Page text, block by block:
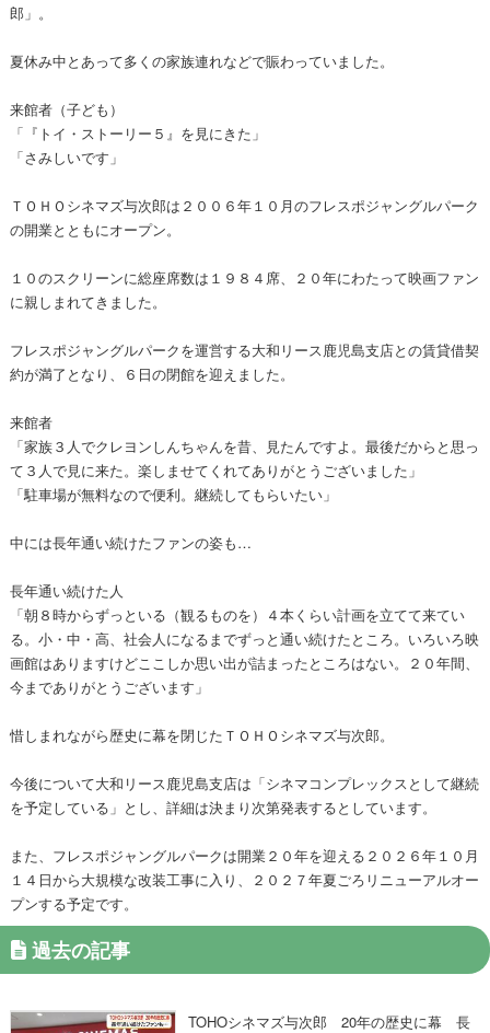
郎」。
夏休み中とあって多くの家族連れなどで賑わっていました。
来館者（子ども）
「『トイ・ストーリー５』を見にきた」
「さみしいです」
ＴＯＨＯシネマズ与次郎は２００６年１０月のフレスポジャングルパーク
の開業とともにオープン。
１０のスクリーンに総座席数は１９８４席、２０年にわたって映画ファン
に親しまれてきました。
フレスポジャングルパークを運営する大和リース鹿児島支店との賃貸借契
約が満了となり、６日の閉館を迎えました。
来館者
「家族３人でクレヨンしんちゃんを昔、見たんですよ。最後だからと思っ
て３人で見に来た。楽しませてくれてありがとうございました」
「駐車場が無料なので便利。継続してもらいたい」
中には長年通い続けたファンの姿も…
長年通い続けた人
「朝８時からずっといる（観るものを）４本くらい計画を立てて来てい
る。小・中・高、社会人になるまでずっと通い続けたところ。いろいろ映
画館はありますけどここしか思い出が詰まったところはない。２０年間、
今までありがとうございます」
惜しまれながら歴史に幕を閉じたＴＯＨＯシネマズ与次郎。
今後について大和リース鹿児島支店は「シネマコンプレックスとして継続
を予定している」とし、詳細は決まり次第発表するとしています。
また、フレスポジャングルパークは開業２０年を迎える２０２６年１０月
１４日から大規模な改装工事に入り、２０２７年夏ごろリニューアルオー
プンする予定です。
過去の記事
TOHOシネマズ与次郎 20年の歴史に幕 長